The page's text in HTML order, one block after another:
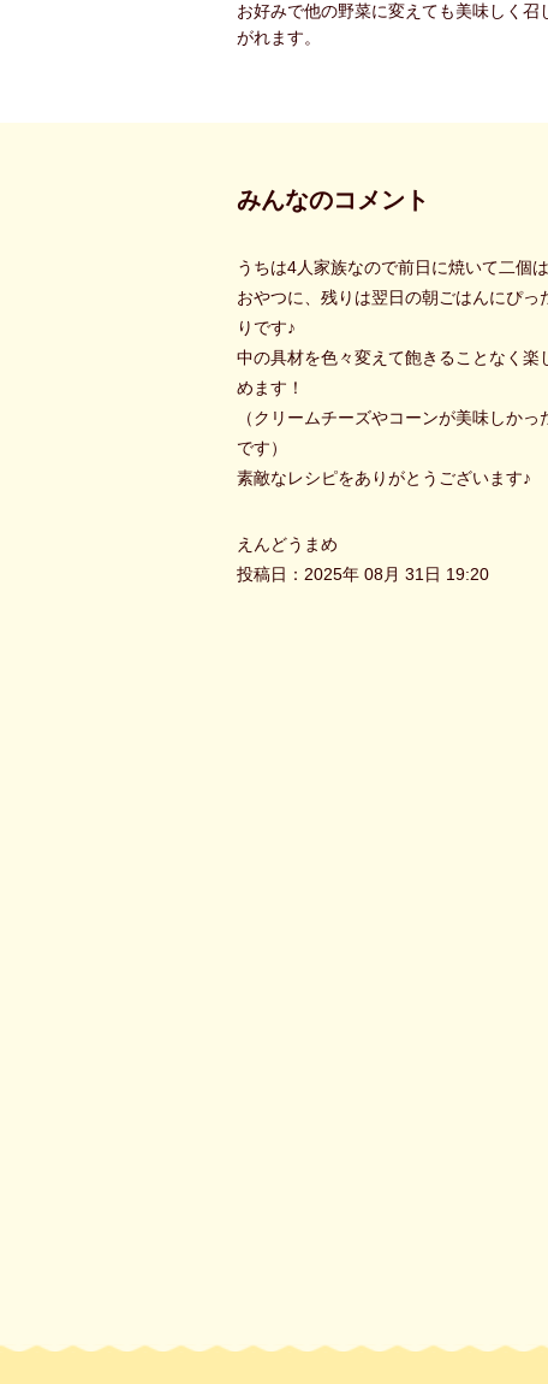
お好みで他の野菜に変えても美味しく召
がれます。
みんなのコメント
うちは4人家族なので前日に焼いて二個は
おやつに、残りは翌日の朝ごはんにぴっ
りです♪
中の具材を色々変えて飽きることなく楽
めます！
（クリームチーズやコーンが美味しかっ
です）
素敵なレシピをありがとうございます♪
えんどうまめ
投稿日：2025年 08月 31日 19:20